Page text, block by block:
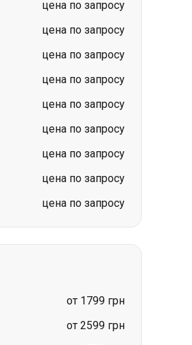
цена по запросу
цена по запросу
цена по запросу
цена по запросу
цена по запросу
цена по запросу
от 1799 грн
от 1699 грн
от 1699 грн